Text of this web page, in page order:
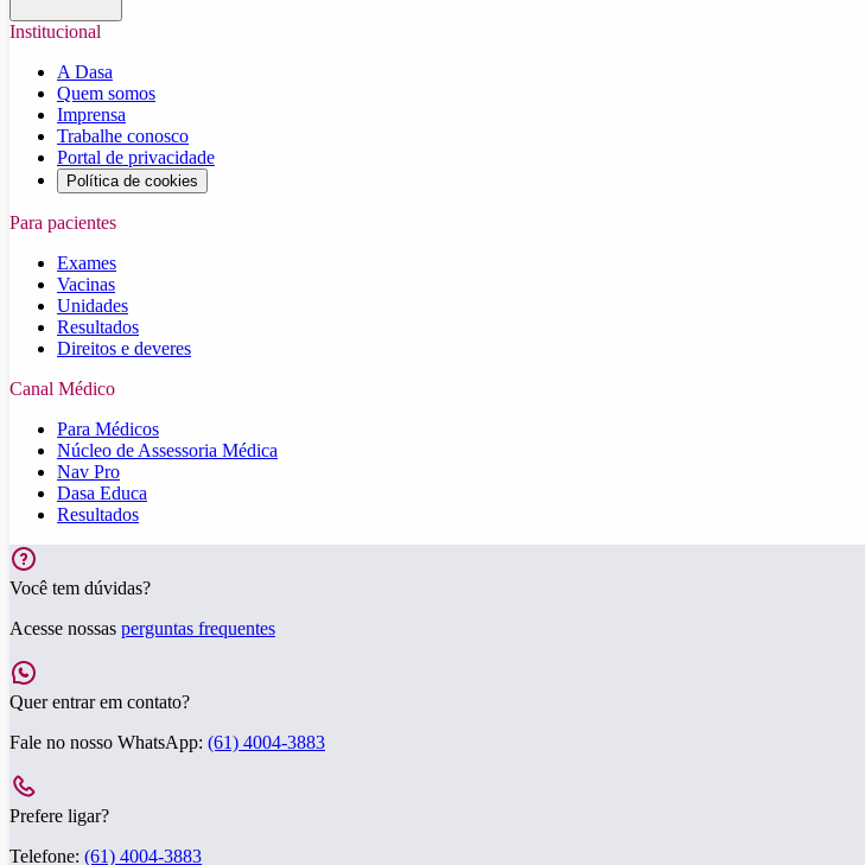
Institucional
A Dasa
Quem somos
Imprensa
Trabalhe conosco
Portal de privacidade
Política de cookies
Para pacientes
Exames
Vacinas
Unidades
Resultados
Direitos e deveres
Canal Médico
Para Médicos
Núcleo de Assessoria Médica
Nav Pro
Dasa Educa
Resultados
Você tem dúvidas?
Acesse nossas perguntas frequentes
Quer entrar em contato?
Fale no nosso WhatsApp: (61) 4004-3883
Prefere ligar?
Telefone: (61) 4004-3883